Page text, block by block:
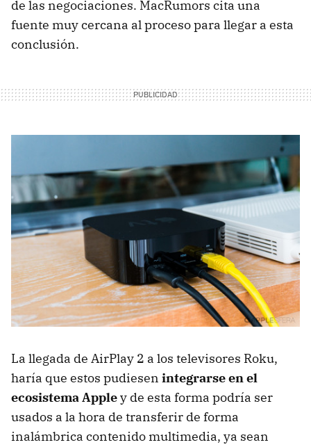
de las negociaciones. MacRumors cita una
fuente muy cercana al proceso para llegar a esta
conclusión.
La llegada de AirPlay 2 a los televisores Roku,
haría que estos pudiesen integrarse en el
ecosistema Appley de esta forma podría ser
usados a la hora de transferir de forma
inalámbrica contenido multimedia, ya sean